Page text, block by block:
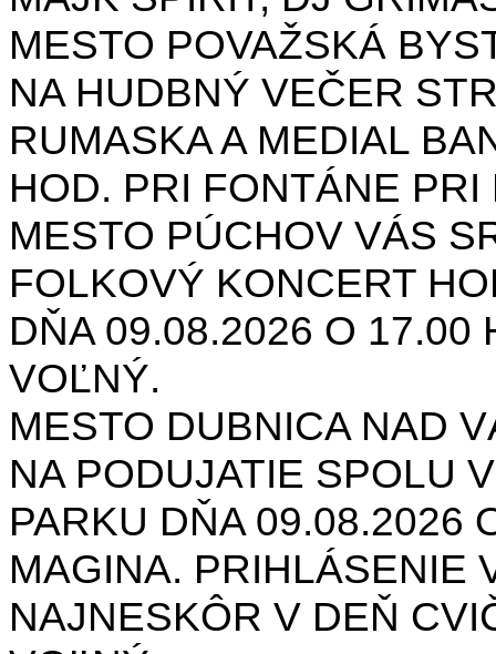
MESTO POVAŽSKÁ
NA HUDBNÝ VEČER
RUMASKA A MEDIAL
HOD. PRI FONTÁNE PRI
MESTO PÚCHOV VÁS
FOLKOVÝ KONCERT
DŇA 09.08.2026 O 17.00
VOĽNÝ.
MESTO DUBNICA NAD
NA PODUJATIE SPOLU
PARKU DŇA 09.08.2026
MAGINA. PRIHLÁSENIE
NAJNESKÔR V DEŇ